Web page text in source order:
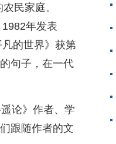
民家庭。
年发表
的世界》获第
句子，在一代
论》作者、学
跟随作者的文